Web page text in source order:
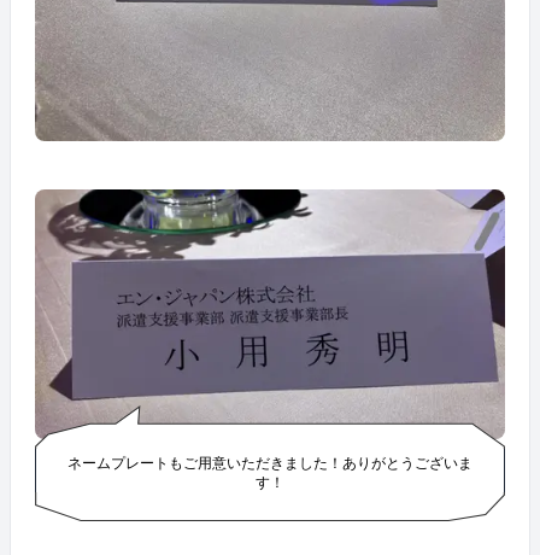
ネームプレートもご用意いただきました！ありがとうございま
す！